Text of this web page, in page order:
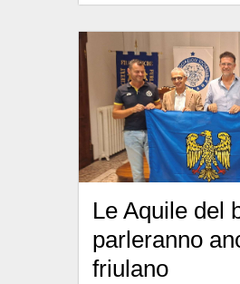
Le Aquile del
parleranno
friulano